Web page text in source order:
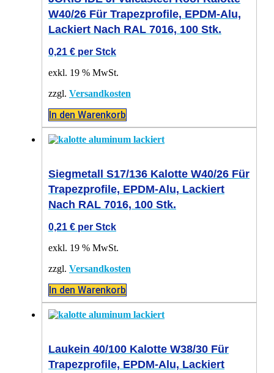
W40/26 Für Trapezprofile, EPDM-Alu,
Lackiert Nach RAL 7016, 100 Stk.
0,21 € per Stck
exkl. 19 % MwSt.
zzgl. Versandkosten
In den Warenkorb
Siegmetall S17/136 Kalotte W40/26 Für
Trapezprofile, EPDM-Alu, Lackiert
Nach RAL 7016, 100 Stk.
0,21 € per Stck
exkl. 19 % MwSt.
zzgl. Versandkosten
In den Warenkorb
Laukein 40/100 Kalotte W38/30 Für
Trapezprofile, EPDM-Alu, Lackiert